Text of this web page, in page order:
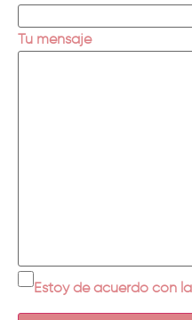
Tu mensaje
Estoy de acuerdo con